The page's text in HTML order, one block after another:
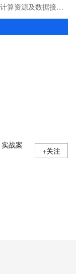
算资源及数据接
能共同构成
战案
+关注